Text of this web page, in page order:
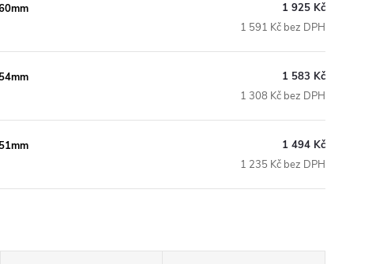
1 925 Kč
1 591 Kč bez DPH
1 583 Kč
1 308 Kč bez DPH
1 494 Kč
1 235 Kč bez DPH